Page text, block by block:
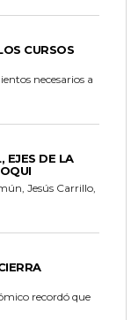
CURSOS
necesarios a
EJES DE LA
Jesús Carrillo,
recordó que